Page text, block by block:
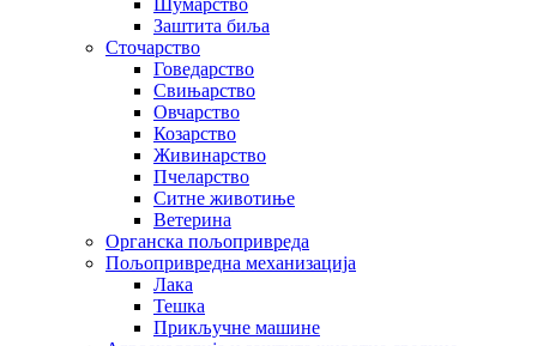
Заштита биља
Сточарство
Говедарство
Свињарство
Овчарство
Козарство
Живинарство
Пчеларство
Ситне животиње
Ветерина
Органска пољопривреда
Пољопривредна механизација
Лака
Тешка
Прикључне машине